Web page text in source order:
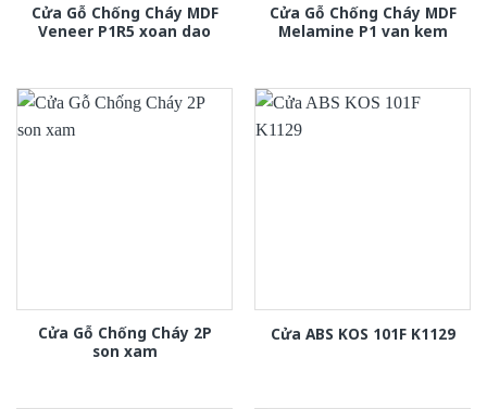
Cửa Gỗ Chống Cháy MDF
Veneer P1R5 xoan dao
Cửa Gỗ Chống Cháy MDF
Melamine P1 van kem
Cửa Gỗ Chống Cháy 2P
son xam
Cửa ABS KOS 101F K1129